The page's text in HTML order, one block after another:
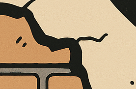
A casa Freni, a pochi
CONTINUA A LEGGERE
Condividi: